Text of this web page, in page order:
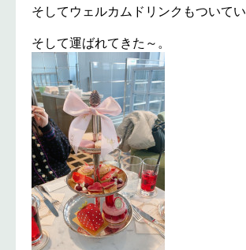
そしてウェルカムドリンクもついてい
そして運ばれてきた～。